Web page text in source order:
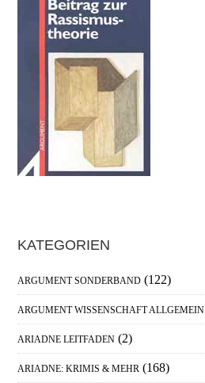
Haupt-
Sidebar
KATEGORIEN
ARGUMENT SONDERBAND (122)
ARGUMENT WISSENSCHAFT ALLGEMEIN
ARIADNE LEITFADEN (2)
ARIADNE: KRIMIS & MEHR (168)